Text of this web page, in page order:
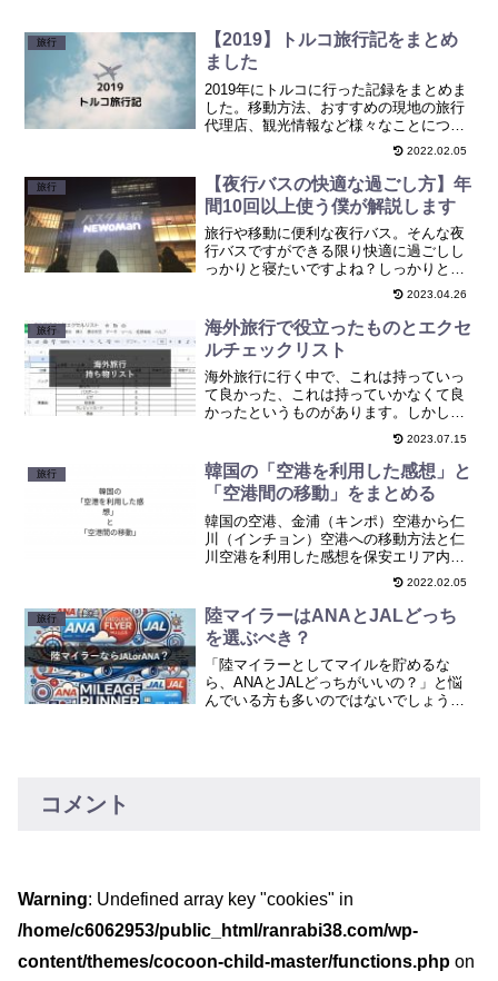
旅行
【2019】トルコ旅行記をまとめ
ました
2019年にトルコに行った記録をまとめま
した。移動方法、おすすめの現地の旅行
代理店、観光情報など様々なことについ
2022.02.05
旅行
【夜行バスの快適な過ごし方】年
間10回以上使う僕が解説します
旅行や移動に便利な夜行バス。そんな夜
行バスですができる限り快適に過ごしし
っかりと寝たいですよね？しっかりと寝
る・快適に過ごすという観点から夜行バ
スのシートの選び方、おすすめのグッズ
をまとめましたので参考にしてくださ
い！
2023.04.26
旅行
海外旅行で役立ったものとエクセ
ルチェックリスト
海外旅行に行く中で、これは持っていっ
て良かった、これは持っていかなくて良
かったというものがあります。しかしな
がら、そう頻繁に海外旅行に行くわけで
はないので、これって持っていったほう
がいいんだっけ？どっちだけ？とわから
なくなってしまうことも度...
2023.07.15
旅行
韓国の「空港を利用した感想」と
「空港間の移動」をまとめる
韓国の空港、金浦（キンポ）空港から仁
川（インチョン）空港への移動方法と仁
川空港を利用した感想を保安エリア内と
外それぞれについてまとめました。今後
韓国に行く方、トランジットで利用する
方の参考になればと思います。
2022.02.05
旅行
陸マイラーはANAとJALどっち
を選ぶべき？
「陸マイラーとしてマイルを貯めるな
ら、ANAとJALどっちがいいの？」と悩
んでいる方も多いのではないでしょう
コメント
Warning: Undefined array key "cookies" in
/home/c6062953/public_html/ranrabi38.com/wp-
content/themes/cocoon-child-master/functions.php on